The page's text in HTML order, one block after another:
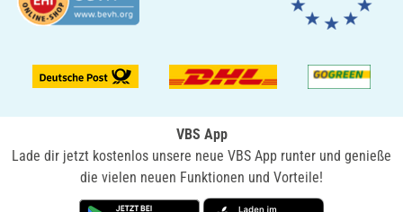
VBS App
Lade dir jetzt kostenlos unsere neue VBS App runter und genieße
die vielen neuen Funktionen und Vorteile!